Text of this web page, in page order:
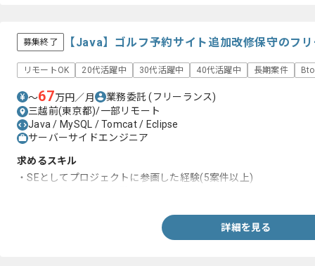
募集終了 【Java】ゴルフ予約サイト追加改修保守のフ
リモートOK 20代活躍中 30代活躍中 40代活躍中 長期案件
〜67万円／月 業務委託(フリーランス)
三越前(東京都)/一部リモート
Java / MySQL / Tomcat / Eclipse
サーバーサイドエンジニア
求めるスキル
・SEとしてプロジェクトに参画した経験(5案件以上)
詳細を見る